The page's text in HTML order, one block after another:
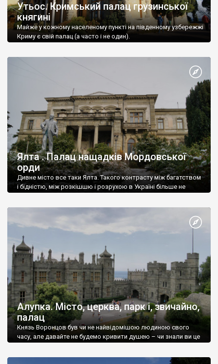
Утьос. Кримський палац грузинської
княгині
Майже у кожному населеному пункті на південному узбережжі
Криму є свій палац (а часто і не один).
Ялта . Палац нащадків Мордовської
орди
Дивне місто все таки Ялта. Такого контрасту між багатством
і бідністю, між розкішшю і розрухою в Україні більше не
Алупка. Місто, церква, парк і, звичайно,
палац
Князь Воронцов був чи не найвідомішою людиною свого
часу, але давайте не будемо кривити душею – чи знали ви це